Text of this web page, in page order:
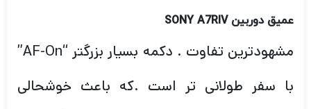
عمیق دوربینSONY A7RIV
مشهودترین تفاوت . دکمه بسیار بزرگتر “AF-On”
با سفر طولانی تر است .که باعث خوشحالی